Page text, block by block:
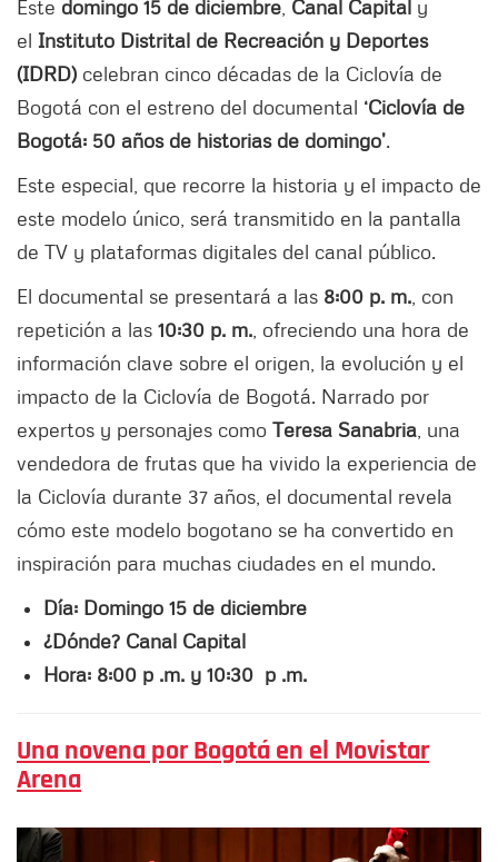
Este domingo 15 de diciembre Canal Capital y
el Instituto Distrital de Recreación y Deportes
(IDRD) celebran cinco décadas de la Ciclovía de
Bogotá con el estreno del documental ‘Ciclovía de
Bogotá: 50 años de historias de domingo’.
Este especial, que recorre la historia y el impacto de
este modelo único, será transmitido en la pantalla
de TV y plataformas digitales del canal público.
El documental se presentará a las 8:00 p. m. , con
repetición a las 10:30 p. m. , ofreciendo una hora de
información clave sobre el origen, la evolución y el
impacto de la Ciclovía de Bogotá. Narrado por
expertos y personajes como Teresa Sanabria , una
vendedora de frutas que ha vivido la experiencia de
la Ciclovía durante 37 años, el documental revela
cómo este modelo bogotano se ha convertido en
inspiración para muchas ciudades en el mundo.
Día: Domingo 15 de diciembre
¿Dónde? Canal Capital
Hora: 8:00 p .m. y 10:30 p .m.
Una novena por Bogotá en el Movistar
Arena